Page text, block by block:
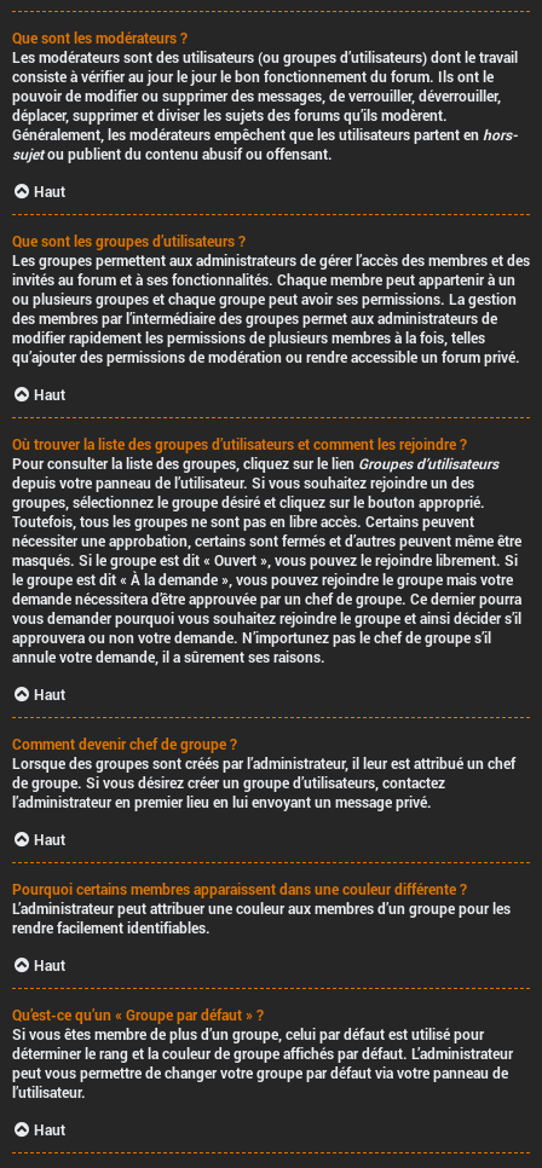
Que sont les modérateurs ?
Les modérateurs sont des utilisateurs (ou groupes d’utilisateurs) dont le travail
consiste à vérifier au jour le jour le bon fonctionnement du forum. Ils ont le
pouvoir de modifier ou supprimer des messages, de verrouiller, déverrouiller,
déplacer, supprimer et diviser les sujets des forums qu’ils modèrent.
Généralement, les modérateurs empêchent que les utilisateurs partent en hors-
sujetou publient du contenu abusif ou offensant.
Haut
Que sont les groupes d’utilisateurs ?
Les groupes permettent aux administrateurs de gérer l’accès des membres et des
invités au forum et à ses fonctionnalités. Chaque membre peut appartenir à un
ou plusieurs groupes et chaque groupe peut avoir ses permissions. La gestion
des membres par l’intermédiaire des groupes permet aux administrateurs de
modifier rapidement les permissions de plusieurs membres à la fois, telles
qu’ajouter des permissions de modération ou rendre accessible un forum privé.
Haut
Où trouver la liste des groupes d’utilisateurs et comment les rejoindre ?
Pour consulter la liste des groupes, cliquez sur le lien Groupes d’utilisateurs
depuis votre panneau de l’utilisateur. Si vous souhaitez rejoindre un des
groupes, sélectionnez le groupe désiré et cliquez sur le bouton approprié.
Toutefois, tous les groupes ne sont pas en libre accès. Certains peuvent
nécessiter une approbation, certains sont fermés et d’autres peuvent même être
masqués. Si le groupe est dit « Ouvert », vous pouvez le rejoindre librement. Si
le groupe est dit « À la demande », vous pouvez rejoindre le groupe mais votre
demande nécessitera d’être approuvée par un chef de groupe. Ce dernier pourra
vous demander pourquoi vous souhaitez rejoindre le groupe et ainsi décider s’il
approuvera ou non votre demande. N’importunez pas le chef de groupe s’il
annule votre demande, il a sûrement ses raisons.
Haut
Comment devenir chef de groupe ?
Lorsque des groupes sont créés par l’administrateur, il leur est attribué un chef
de groupe. Si vous désirez créer un groupe d’utilisateurs, contactez
l’administrateur en premier lieu en lui envoyant un message privé.
Haut
Pourquoi certains membres apparaissent dans une couleur différente ?
L’administrateur peut attribuer une couleur aux membres d’un groupe pour les
rendre facilement identifiables.
Haut
Qu’est-ce qu’un « Groupe par défaut » ?
Si vous êtes membre de plus d’un groupe, celui par défaut est utilisé pour
déterminer le rang et la couleur de groupe affichés par défaut. L’administrateur
peut vous permettre de changer votre groupe par défaut via votre panneau de
l’utilisateur.
Haut